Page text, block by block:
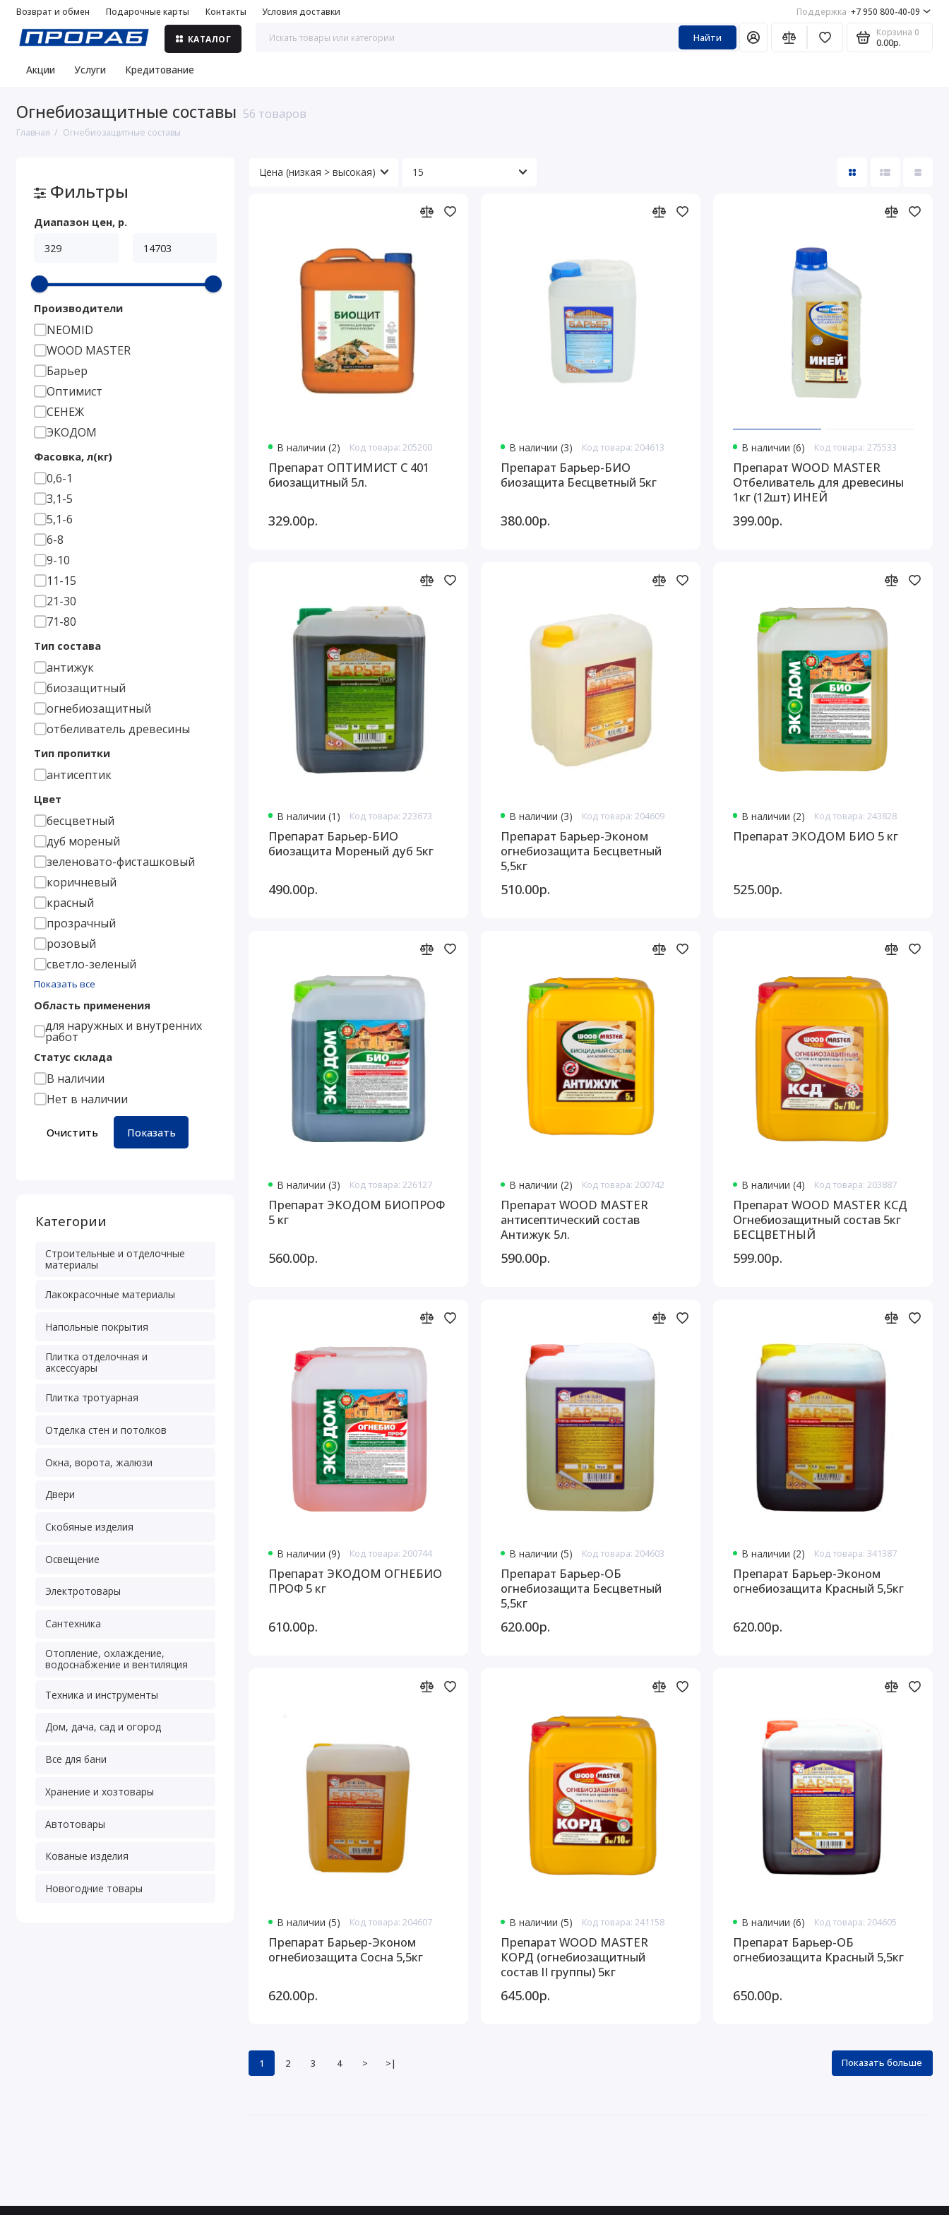
Возврат и обмен Подарочные карты Контакты Условия доставки Поддержка +7 950 800-40-09
КАТАЛОГ Найти Корзина 0
0.00р.
Акции Услуги Кредитование
Огнебиозащитные составы 56 товаров
Главная Огнебиозащитные составы
Фильтры
Диапазон цен, р.
Производители
NEOMID
WOOD MASTER
Барьер
Оптимист
СЕНЕЖ
ЭКОДОМ
Фасовка, л(кг)
0,6-1
3,1-5
5,1-6
6-8
9-10
11-15
21-30
71-80
Тип состава
антижук
биозащитный
огнебиозащитный
отбеливатель древесины
Тип пропитки
антисептик
Цвет
бесцветный
дуб мореный
зеленовато-фисташковый
коричневый
красный
прозрачный
розовый
светло-зеленый
Показать все
Область применения
для наружных и внутренних
работ
Статус склада
В наличии
Нет в наличии
Очистить Показать
Категории
Строительные и отделочные
материалы
Лакокрасочные материалы
Напольные покрытия
Плитка отделочная и
аксессуары
Плитка тротуарная
Отделка стен и потолков
Окна, ворота, жалюзи
Двери
Скобяные изделия
Освещение
Электротовары
Сантехника
Отопление, охлаждение,
водоснабжение и вентиляция
Техника и инструменты
Дом, дача, сад и огород
Все для бани
Хранение и хозтовары
Автотовары
Кованые изделия
Новогодние товары
В наличии (2) Код товара: 205200
Препарат ОПТИМИСТ С 401
биозащитный 5л.
329.00р.
В наличии (3) Код товара: 204613
Препарат Барьер-БИО
биозащита Бесцветный 5кг
380.00р.
В наличии (6) Код товара: 275533
Препарат WOOD MASTER
Отбеливатель для древесины
1кг (12шт) ИНЕЙ
399.00р.
В наличии (1) Код товара: 223673
Препарат Барьер-БИО
биозащита Мореный дуб 5кг
490.00р.
В наличии (3) Код товара: 204609
Препарат Барьер-Эконом
огнебиозащита Бесцветный
5,5кг
510.00р.
В наличии (2) Код товара: 243828
Препарат ЭКОДОМ БИО 5 кг
525.00р.
В наличии (3) Код товара: 226127
Препарат ЭКОДОМ БИОПРОФ
5 кг
560.00р.
В наличии (2) Код товара: 200742
Препарат WOOD MASTER
антисептический состав
Антижук 5л.
590.00р.
В наличии (4) Код товара: 203887
Препарат WOOD MASTER КСД
Огнебиозащитный состав 5кг
БЕСЦВЕТНЫЙ
599.00р.
В наличии (9) Код товара: 200744
Препарат ЭКОДОМ ОГНЕБИО
ПРОФ 5 кг
610.00р.
В наличии (5) Код товара: 204603
Препарат Барьер-ОБ
огнебиозащита Бесцветный
5,5кг
620.00р.
В наличии (2) Код товара: 341387
Препарат Барьер-Эконом
огнебиозащита Красный 5,5кг
620.00р.
В наличии (5) Код товара: 204607
Препарат Барьер-Эконом
огнебиозащита Сосна 5,5кг
620.00р.
В наличии (5) Код товара: 241158
Препарат WOOD MASTER
КОРД (огнебиозащитный
состав II группы) 5кг
645.00р.
В наличии (6) Код товара: 204605
Препарат Барьер-ОБ
огнебиозащита Красный 5,5кг
650.00р.
1 2 3 4 > >| Показать больше